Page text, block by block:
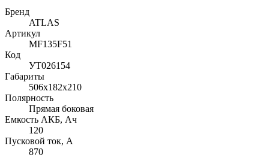
Бренд
ATLAS
Артикул
MF135F51
Код
УТ026154
Габариты
506x182x210
Полярность
Прямая боковая
Емкость АКБ, Ач
120
Пусковой ток, А
870